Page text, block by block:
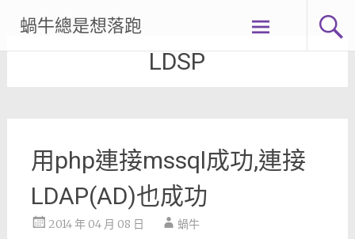
content
蝸牛總是想落跑
LDSP
用php連接mssql成功,連接
LDAP(AD)也成功
2014 年 04 月 08 日 蝸牛